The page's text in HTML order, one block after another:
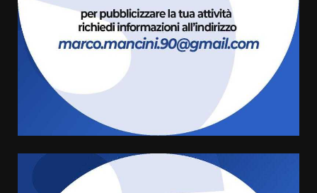
6 Agosto 2026 18:13
Carta d’identità: continua il piano
di aperture straordinarie del
Comune di Fasano
cittadina di Fratelli d’Italia,
pronta a tornare in Consiglio
comunale